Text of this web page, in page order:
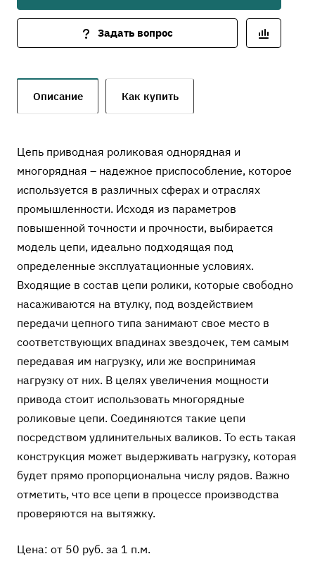
Задать вопрос
Описание Как купить
Цепь приводная роликовая однорядная и
многорядная – надежное приспособление, которое
используется в различных сферах и отраслях
промышленности. Исходя из параметров
повышенной точности и прочности, выбирается
модель цепи, идеально подходящая под
определенные эксплуатационные условиях.
Входящие в состав цепи ролики, которые свободно
насаживаются на втулку, под воздействием
передачи цепного типа занимают свое место в
соответствующих впадинах звездочек, тем самым
передавая им нагрузку, или же воспринимая
нагрузку от них. В целях увеличения мощности
привода стоит использовать многорядные
роликовые цепи. Соединяются такие цепи
посредством удлинительных валиков. То есть такая
конструкция может выдерживать нагрузку, которая
будет прямо пропорциональна числу рядов. Важно
отметить, что все цепи в процессе производства
проверяются на вытяжку.
Цена: от 50 руб. за 1 п.м.